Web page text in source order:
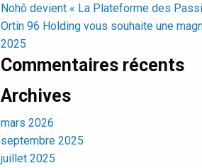
Nohô devient « La Plateforme des
Ortin 96 Holding vous souhaite une
2025
Commentaires récents
Archives
mars 2026
septembre 2025
juillet 2025